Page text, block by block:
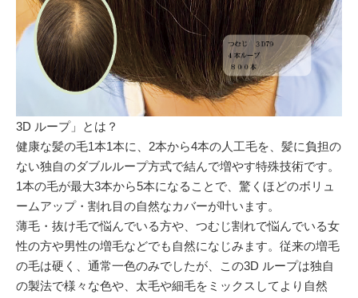
3D ループ」とは？
健康な髪の毛1本1本に、2本から4本の人工毛を、髪に負担の
ない独自のダブルループ方式で結んで増やす特殊技術です。
1本の毛が最大3本から5本になることで、驚くほどのボリュ
ームアップ・割れ目の自然なカバーが叶います。
薄毛・抜け毛で悩んでいる方や、つむじ割れで悩んでいる女
性の方や男性の増毛などでも自然になじみます。従来の増毛
の毛は硬く、通常一色のみでしたが、この3D ループは独自
の製法で様々な色や、太毛や細毛をミックスしてより自然